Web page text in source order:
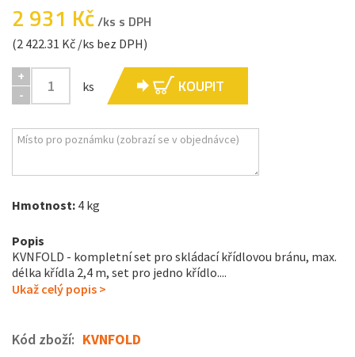
2 931 Kč/ks s DPH
(2 422.31 Kč /ks bez DPH)
+
-
ks KOUPIT
Hmotnost: 4 kg
Popis
KVNFOLD - kompletní set pro skládací křídlovou bránu, max.
délka křídla 2,4 m, set pro jedno křídlo....
Ukaž celý popis >
Kód zboží: KVNFOLD